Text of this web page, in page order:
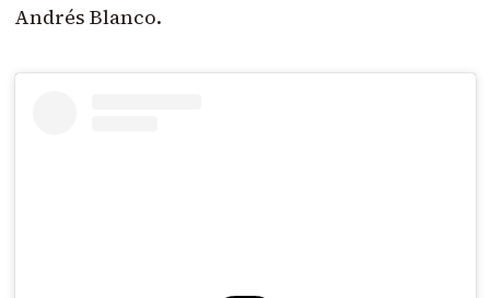
Andrés Blanco.